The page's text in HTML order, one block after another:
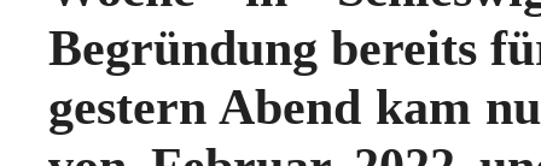
Begründung bereits
gestern Abend kam